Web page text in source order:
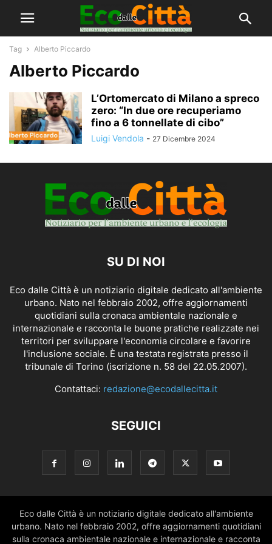
Tag Alberto Piccardo
Alberto Piccardo
L’Ortomercato di Milano a spreco
zero: “In due ore recuperiamo
fino a 6 tonnellate di cibo”
Luigi Vendola - 27 Dicembre 2024
SU DI NOI
Eco dalle Città è un notiziario digitale dedicato all'ambiente
urbano. Nato nel febbraio 2002, offre aggiornamenti
quotidiani sulla cronaca ambientale nazionale e
internazionale e racconta le buone pratiche realizzate nei
territori per sviluppare l'economia circolare e favorire
l'inclusione sociale. È una testata registrata presso il
tribunale di Torino (iscrizione n. 58 del 22.05.2007).
Contattaci: redazione@ecodallecitta.it
SEGUICI
Eco dalle Città è un notiziario digitale dedicato all'ambiente
urbano. Nato nel febbraio 2002, offre aggiornamenti quotidiani
sulla cronaca ambientale nazionale e internazionale e racconta